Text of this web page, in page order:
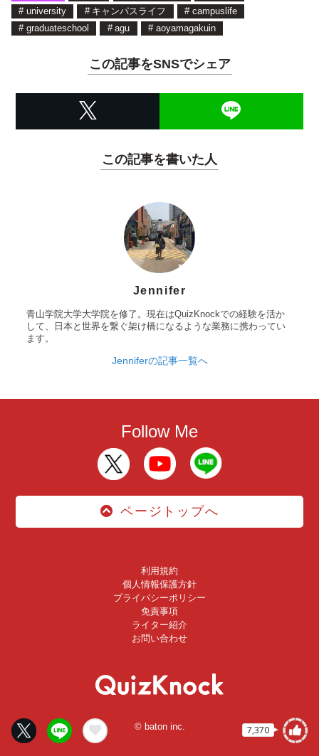
7,370
# university # キャンパスライフ # campuslife
# graduateschool # agu # aoyamagakuin
この記事をSNSでシェア
この記事を書いた人
Jennifer
青山学院大学大学院を修了。現在はQuizKnockでの経験を活か
して、日本と世界を繋ぐ架け橋になるような業務に携わってい
ます。
Jenniferの記事一覧へ
Follow Me
ページトップへ
利用規約
個人情報保護方針
プライバシーポリシー
免責事項
ライター紹介
お問い合わせ
© baton inc.